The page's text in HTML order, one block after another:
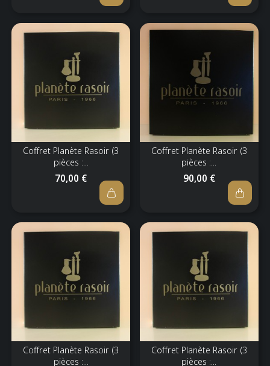
Coffret Planète Rasoir (3
pièces :...
70,00 €
Coffret Planète Rasoir (3
pièces :...
90,00 €
Coffret Planète Rasoir (3
pièces :...
Coffret Planète Rasoir (3
pièces :...